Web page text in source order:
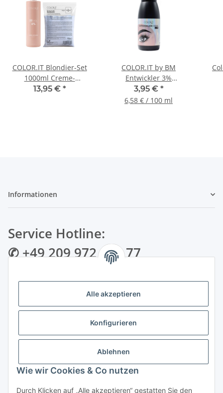
Alle akzeptieren
Konfigurieren
Ablehnen
Wie wir Cookies & Co nutzen
Durch Klicken auf „Alle akzeptieren“ gestatten Sie den
COLOR.IT Blondier-Set
1000ml Creme-
Entwickler und 500g
13,95 € *
COLOR.IT by BM
Entwickler 3%
Augenbrauen &
Wimpern, 60ml
3,95 € *
6,58 € / 100 ml
Informationen
Service Hotline:
✆ +49 209 972 995 77
Gewerkenstraße 34 | 45881 Gelsenkirchen
Mo.-Fr.: 09:00 - 18:30 Uhr Samstag: 09:00 - 16:00 Uhr
Zahlungsarten